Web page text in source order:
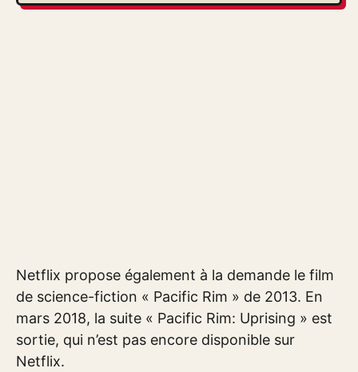
Netflix propose également à la demande le film
de science-fiction « Pacific Rim » de 2013. En
mars 2018, la suite « Pacific Rim: Uprising » est
sortie, qui n’est pas encore disponible sur
Netflix.